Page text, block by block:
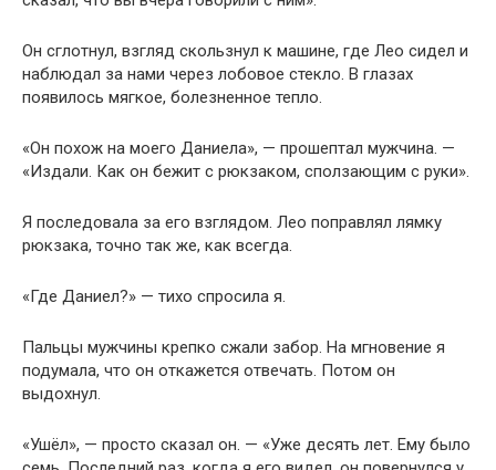
Он сглотнул, взгляд скользнул к машине, где Лео сидел и
наблюдал за нами через лобовое стекло. В глазах
появилось мягкое, болезненное тепло.
«Он похож на моего Даниела», — прошептал мужчина. —
«Издали. Как он бежит с рюкзаком, сползающим с руки».
Я последовала за его взглядом. Лео поправлял лямку
рюкзака, точно так же, как всегда.
«Где Даниел?» — тихо спросила я.
Пальцы мужчины крепко сжали забор. На мгновение я
подумала, что он откажется отвечать. Потом он
выдохнул.
«Ушёл», — просто сказал он. — «Уже десять лет. Ему было